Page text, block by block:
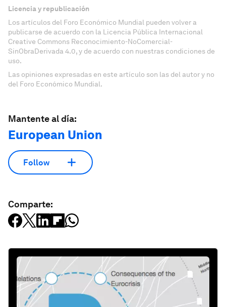
Licencia y republicación
Los artículos del Foro Económico Mundial pueden volver a
publicarse de acuerdo con la Licencia Pública Internacional
Creative Commons Reconocimiento-NoComercial-
SinObraDerivada 4.0, y de acuerdo con nuestras condiciones de
uso.
Las opiniones expresadas en este artículo son las del autor y no
del Foro Económico Mundial.
Mantente al día:
European Union
Follow
Comparte: